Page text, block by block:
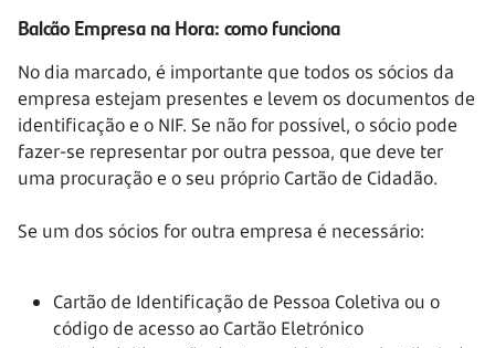
Balcão Empresa na Hora: como funciona
No dia marcado, é importante que todos os sócios da
empresa estejam presentes e levem os documentos de
identificação e o NIF. Se não for possível, o sócio pode
fazer-se representar por outra pessoa, que deve ter
uma procuração e o seu próprio Cartão de Cidadão.
Se um dos sócios for outra empresa é necessário:
Cartão de Identificação de Pessoa Coletiva ou o
código de acesso ao Cartão Eletrónico